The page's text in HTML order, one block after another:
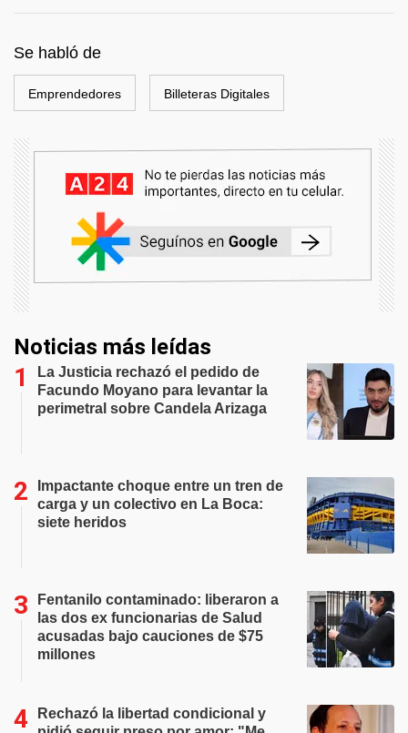
Se habló de
Emprendedores Billeteras Digitales
Noticias más leídas
La Justicia rechazó el pedido de
Facundo Moyano para levantar la
perimetral sobre Candela Arizaga
Impactante choque entre un tren de
carga y un colectivo en La Boca:
siete heridos
Fentanilo contaminado: liberaron a
las dos ex funcionarias de Salud
acusadas bajo cauciones de $75
millones
Rechazó la libertad condicional y